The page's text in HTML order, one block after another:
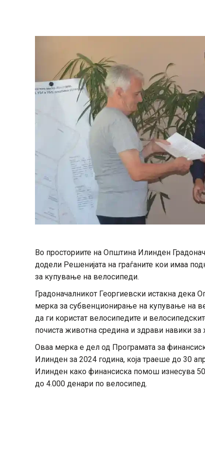
Во просториите на Општина Илинден
додели Решенијата на граѓаните кои имаа
за купување на велосипеди.
Градоначалникот Георгиевски истакна дека
мерка за субвенционирање на купување на
да ги користат велосипедите и
почиста животна средина и здрави навики
Оваа мерка е дел од Програмата за
Илинден за 2024 година, која траеше до 30
Илинден како финансиска помош изнесува
до 4.000 денари по велосипед.